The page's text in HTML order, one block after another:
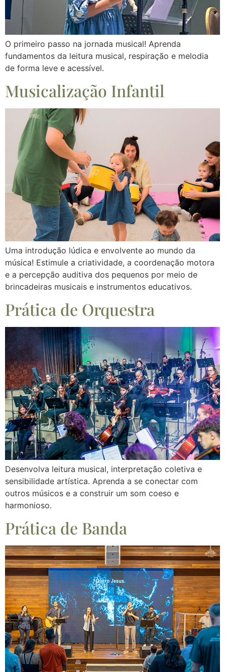
O primeiro passo na jornada musical! Aprenda
fundamentos da leitura musical, respiração e melodia
de forma leve e acessível.
Musicalização Infantil
Uma introdução lúdica e envolvente ao mundo da
música! Estimule a criatividade, a coordenação motora
e a percepção auditiva dos pequenos por meio de
brincadeiras musicais e instrumentos educativos.
Prática de Orquestra
Desenvolva leitura musical, interpretação coletiva e
sensibilidade artística. Aprenda a se conectar com
outros músicos e a construir um som coeso e
harmonioso.
Prática de Banda